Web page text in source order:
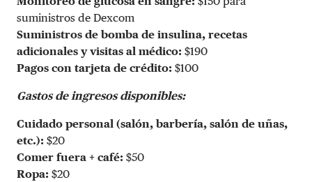
suministros de Dexcom
Suministros de bomba de insulina, recetas
adicionales y visitas al médico: $190
Pagos con tarjeta de crédito: $100
Gastos de ingresos disponibles:
Cuidado personal (salón, barbería, salón de uñas,
etc.): $20
Comer fuera + café: $50
Ropa: $20